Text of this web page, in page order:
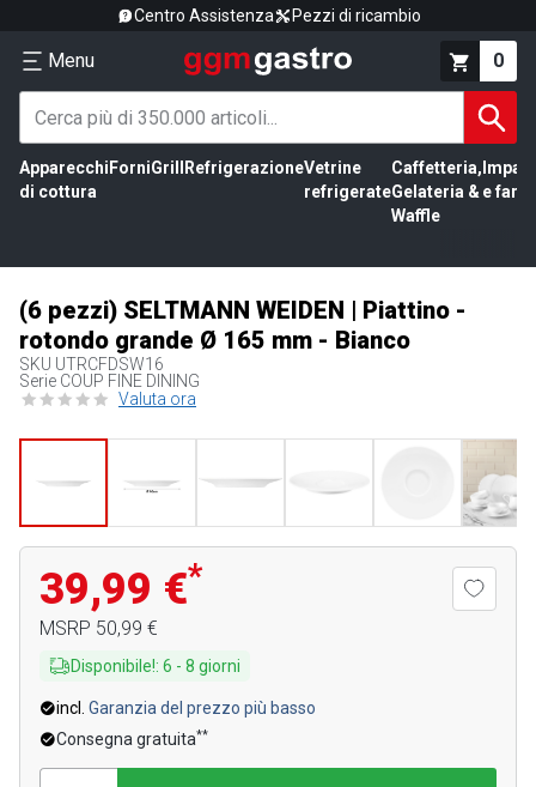
Centro Assistenza Pezzi di ricambio
Menu 0
Apparecchi
di cottura
ForniGrill RefrigerazioneVetrine
refrigerate
Caffetteria,
Gelateria &
Waffle
e
(6 pezzi) SELTMANN WEIDEN | Piattino -
rotondo grande Ø 165 mm - Bianco
SKU UTRCFDSW16
Serie COUP FINE DINING
Valuta ora
39,99 €*
MSRP 50,99 €
Disponibile!: 6 - 8 giorni
incl. Garanzia del prezzo più basso
Consegna gratuita**